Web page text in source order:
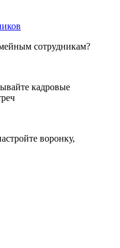
сотрудникам?
кадровые
воронку,